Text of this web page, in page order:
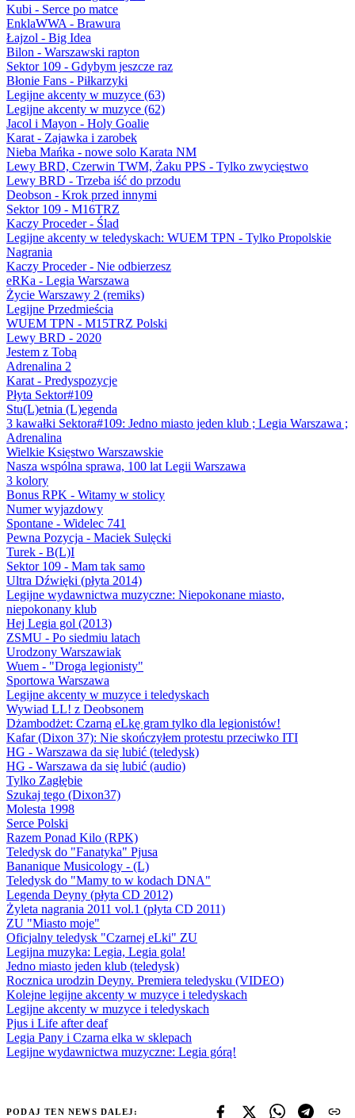
Kubi - Serce po matce
EnklaWWA - Brawura
Łajzol - Big Idea
Bilon - Warszawski rapton
Sektor 109 - Gdybym jeszcze raz
Błonie Fans - Piłkarzyki
Legijne akcenty w muzyce (63)
Legijne akcenty w muzyce (62)
Jacol i Mayon - Holy Goalie
Karat - Zajawka i zarobek
Nieba Mańka - nowe solo Karata NM
Lewy BRD, Czerwin TWM, Żaku PPS - Tylko zwycięstwo
Lewy BRD - Trzeba iść do przodu
Deobson - Krok przed innymi
Sektor 109 - M16TRZ
Kaczy Proceder - Ślad
Legijne akcenty w teledyskach: WUEM TPN - Tylko Propolskie
Nagrania
Kaczy Proceder - Nie odbierzesz
eRKa - Legia Warszawa
Życie Warszawy 2 (remiks)
Legijne Przedmieścia
WUEM TPN - M15TRZ Polski
Lewy BRD - 2020
Jestem z Tobą
Adrenalina 2
Karat - Predyspozycje
Płyta Sektor#109
Stu(L)etnia (L)egenda
3 kawałki Sektora#109: Jedno miasto jeden klub ; Legia Warszawa ;
Adrenalina
Wielkie Księstwo Warszawskie
Nasza wspólna sprawa, 100 lat Legii Warszawa
3 kolory
Bonus RPK - Witamy w stolicy
Numer wyjazdowy
Spontane - Widelec 741
Pewna Pozycja - Maciek Sulęcki
Turek - B(L)I
Sektor 109 - Mam tak samo
Ultra Dźwięki (płyta 2014)
Legijne wydawnictwa muzyczne: Niepokonane miasto,
niepokonany klub
Hej Legia gol (2013)
ZSMU - Po siedmiu latach
Urodzony Warszawiak
Wuem - "Droga legionisty"
Sportowa Warszawa
Legijne akcenty w muzyce i teledyskach
Wywiad LL! z Deobsonem
Dżambodżet: Czarną eLkę gram tylko dla legionistów!
Kafar (Dixon 37): Nie skończyłem protestu przeciwko ITI
HG - Warszawa da się lubić (teledysk)
HG - Warszawa da się lubić (audio)
Tylko Zagłębie
Szukaj tego (Dixon37)
Molesta 1998
Serce Polski
Razem Ponad Kilo (RPK)
Teledysk do "Fanatyka" Pjusa
Bananique Musicology - (L)
Teledysk do "Mamy to w kodach DNA"
Legenda Deyny (płyta CD 2012)
Żyleta nagrania 2011 vol.1 (płyta CD 2011)
ZU "Miasto moje"
Oficjalny teledysk "Czarnej eLki" ZU
Legijna muzyka: Legia, Legia gola!
Jedno miasto jeden klub (teledysk)
Rocznica urodzin Deyny. Premiera teledysku (VIDEO)
Kolejne legijne akcenty w muzyce i teledyskach
Legijne akcenty w muzyce i teledyskach
Pjus i Life after deaf
Legia Pany i Czarna elka w sklepach
Legijne wydawnictwa muzyczne: Legia górą!
PODAJ TEN NEWS DALEJ: